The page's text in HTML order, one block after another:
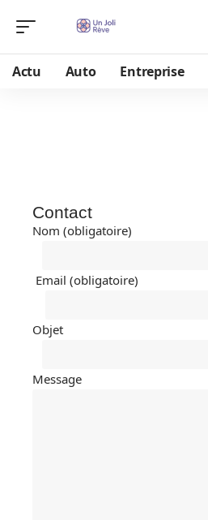
Actu Auto Entreprise
Contact
Nom (obligatoire)
Email (obligatoire)
Objet
Message